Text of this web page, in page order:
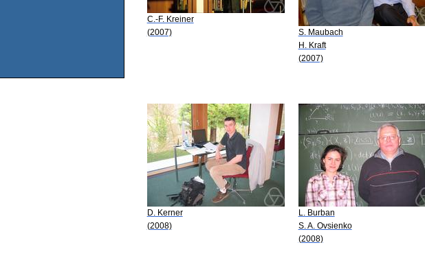
C.-F. Kreiner
(2007)
S. Maubach
H. Kraft
(2007)
D. Kerner
(2008)
L. Burban
S. A. Ovsienko
(2008)